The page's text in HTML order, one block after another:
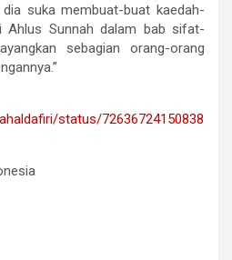
suka membuat-buat kaedah-
Ahlus Sunnah dalam bab sifat-
sebagian orang-orang
status/72636724150838